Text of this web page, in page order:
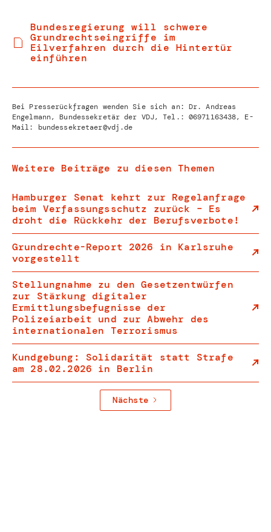
Bundesregierung will schwere
Grundrechtseingriffe im
Eilverfahren durch die Hintertür
einführen
Bei Presserückfragen wenden Sie sich an: Dr. Andreas
Engelmann, Bundessekretär der VDJ, Tel.: 06971163438, E-
Mail: bundessekretaer@vdj.de
Weitere Beiträge zu diesen Themen
Hamburger Senat kehrt zur Regelanfrage
beim Verfassungsschutz zurück – Es
droht die Rückkehr der Berufsverbote!
Grundrechte-Report 2026 in Karlsruhe
vorgestellt
Stellungnahme zu den Gesetzentwürfen
zur Stärkung digitaler
Ermittlungsbefugnisse der
Polizeiarbeit und zur Abwehr des
internationalen Terrorismus
Kundgebung: Solidarität statt Strafe
am 28.02.2026 in Berlin
Nächste